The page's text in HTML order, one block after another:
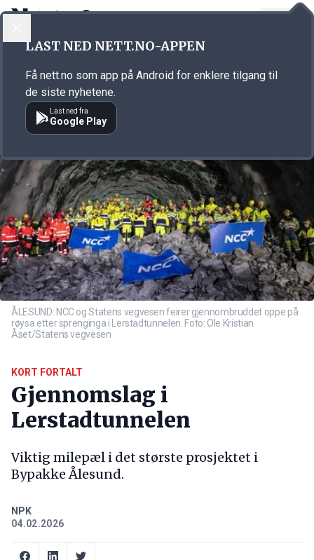
Annonsørinnhold
ÅLESUND: NCC og Statens vegvesen feirer gjennombruddet oppe på
røysa etter sprenginga i Lerstadtunnelen. Foto: Ole Kristian
Åset/Statens vegvesen
KORT FORTALT
Gjennomslag i
Lerstadtunnelen
Viktig milepæl i det største prosjektet i
Bypakke Ålesund.
NPK
04.02.2026
LAST NED NETT.NO-APPEN
Få nett.no som app på Android for enklere tilgang til
de siste nyhetene.
Last ned fra
Google Play